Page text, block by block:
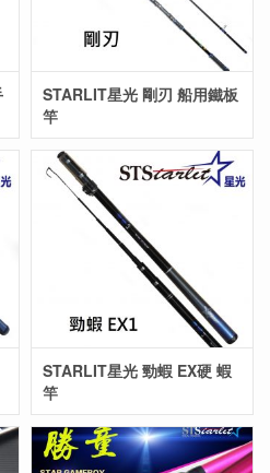
STARLIT星光 剛刃 船用鐵板
竿
STARLIT星光 勁蝦 EX硬 蝦
竿